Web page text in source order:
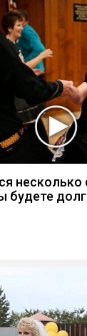
несколько
будете